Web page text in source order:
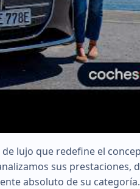
de lujo que redefine el
sus prestaciones,
absoluto de su categoría.